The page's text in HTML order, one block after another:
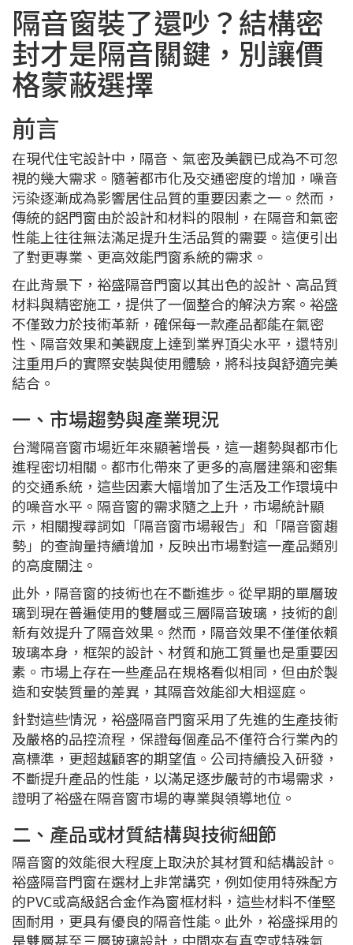
隔音窗裝了還吵？結構密
封才是隔音關鍵，別讓價
格蒙蔽選擇
前言
在現代住宅設計中，隔音、氣密及美觀已成為不可忽
視的幾大需求。隨著都市化及交通密度的增加，噪音
污染逐漸成為影響居住品質的重要因素之一。然而，
傳統的鋁門窗由於設計和材料的限制，在隔音和氣密
性能上往往無法滿足提升生活品質的需要。這便引出
了對更專業、更高效能門窗系統的需求。
在此背景下，裕盛隔音門窗以其出色的設計、高品質
材料與精密施工，提供了一個整合的解決方案。裕盛
不僅致力於技術革新，確保每一款產品都能在氣密
性、隔音效果和美觀度上達到業界頂尖水平，還特別
注重用戶的實際安裝與使用體驗，將科技與舒適完美
結合。
一、市場趨勢與產業現況
台灣隔音窗市場近年來顯著增長，這一趨勢與都市化
進程密切相關。都市化帶來了更多的高層建築和密集
的交通系統，這些因素大幅增加了生活及工作環境中
的噪音水平。隔音窗的需求隨之上升，市場統計顯
示，相關搜尋詞如「隔音窗市場報告」和「隔音窗趨
勢」的查詢量持續增加，反映出市場對這一產品類別
的高度關注。
此外，隔音窗的技術也在不斷進步。從早期的單層玻
璃到現在普遍使用的雙層或三層隔音玻璃，技術的創
新有效提升了隔音效果。然而，隔音效果不僅僅依賴
玻璃本身，框架的設計、材質和施工質量也是重要因
素。市場上存在一些產品在規格看似相同，但由於製
造和安裝質量的差異，其隔音效能卻大相逕庭。
針對這些情況，裕盛隔音門窗采用了先進的生產技術
及嚴格的品控流程，保證每個產品不僅符合行業內的
高標準，更超越顧客的期望值。公司持續投入研發，
不斷提升產品的性能，以滿足逐步嚴苛的市場需求，
證明了裕盛在隔音窗市場的專業與領導地位。
二、產品或材質結構與技術細節
隔音窗的效能很大程度上取決於其材質和結構設計。
裕盛隔音門窗在選材上非常講究，例如使用特殊配方
的PVC或高級鋁合金作為窗框材料，這些材料不僅堅
固耐用，更具有優良的隔音性能。此外，裕盛採用的
是雙層甚至三層玻璃設計，中間夾有真空或特殊氣